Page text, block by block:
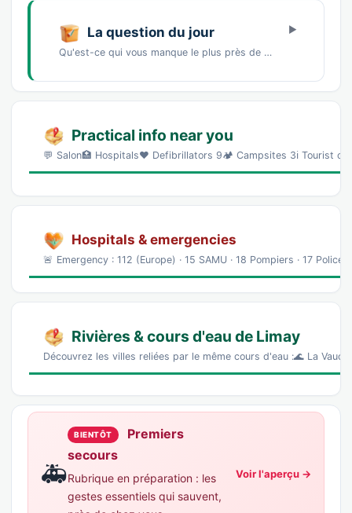
La question du jour
Qu'est-ce qui vous manque le plus près de chez vous ?Un marché de producteursDes commerces…
Practical info near you
💬 Salon🏥 Hospitals❤️ Defibrillators 9🏕️ Campsites 3ℹ️ Tourist
Hospitals & emergencies
🚨 Emergency : 112 (Europe) · 15 SAMU · 18 Pompiers · 17
Rivières & cours d'eau de Limay
Découvrez les villes reliées par le même cours d'eau :🌊 La
🚑
BIENTÔT
Premiers
secours
Rubrique en préparation : les
gestes essentiels qui sauvent,
Voir l'aperçu →